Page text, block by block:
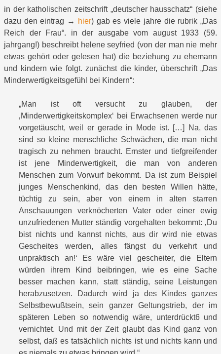
in der katholischen zeitschrift „deutscher hausschatz“ (siehe
dazu den eintrag →
hier) gab es viele jahre die rubrik „Das
Reich der Frau“. in der ausgabe vom august 1933 (59.
jahrgang!) beschreibt helene seyfried (von der man nie mehr
etwas gehört oder gelesen hat) die beziehung zu ehemann
und kindern wie folgt. zunächst die kinder, überschrift „Das
Minderwertigkeitsgefühl bei Kindern“:
„Man ist oft versucht zu glauben, der
‚Minderwertigkeitskomplex‘ bei Erwachsenen werde nur
vorgetäuscht, weil er gerade in Mode ist. […] Na, das
sind so kleine menschliche Schwächen, die man nicht
tragisch zu nehmen braucht. Ernster und tiefgreifender
ist jene Minderwertigkeit, die man von anderen
Menschen zum Vorwurf bekommt. Da ist zum Beispiel
junges Menschenkind, das den besten Willen hätte,
tüchtig zu sein, aber von einem in alten starren
Anschauungen verknöcherten Vater oder einer ewig
unzufriedenen Mutter ständig vorgehalten bekommt: ‚Du
bist nichts und kannst nichts, aus dir wird nie etwas
Gescheites werden, alles fängst du verkehrt und
unpraktisch an!‘ Es wäre viel gescheiter, die Eltern
würden ihrem Kind beibringen, wie es eine Sache
besser machen kann, statt ständig, seine Leistungen
herabzusetzen. Dadurch wird ja des Kindes ganzes
Selbstbewußtsein, sein ganzer Geltungstrieb, der im
späteren Leben so notwendig wäre, unterdrückt6 und
vernichtet. Und mit der Zeit glaubt das Kind ganz von
selbst, daß es tatsächlich nichts ist und nichts kann und